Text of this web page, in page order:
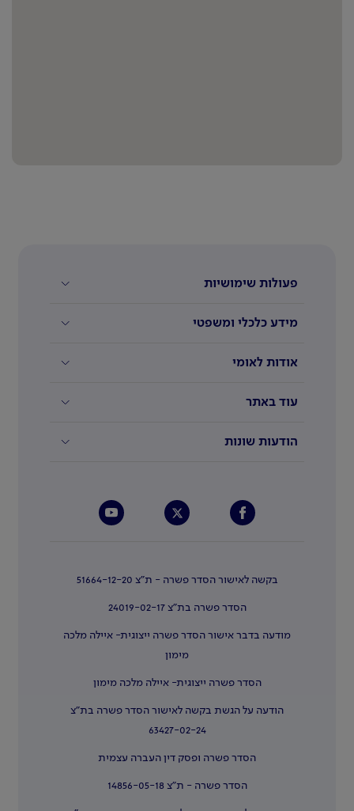
פעולות שימושיות
מידע כלכלי ומשפטי
אודות לאומי
עוד באתר
הודעות שונות
בקשה לאישור הסדר פשרה - ת"צ 51664-12-20
הסדר פשרה בת"צ 24019-02-17
מודעה בדבר אישור הסדר פשרה ייצוגית- איילה מלכה
מימון
הסדר פשרה ייצוגית- איילה מלכה מימון
הודעה על הגשת בקשה לאישור הסדר פשרה בת"צ
63427-02-24
הסדר פשרה ופסק דין העברה עצמית
הסדר פשרה - ת"צ 14856-05-18